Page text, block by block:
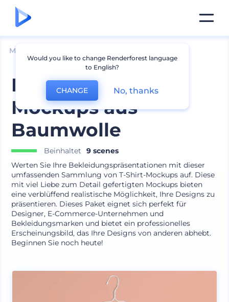
Mockups
Klassische T-Shirt-
Mockups aus
Baumwolle
Beinhaltet
9 scenes
Werten Sie Ihre Bekleidungspräsentationen mit dieser
umfassenden Sammlung von T-Shirt-Mockups auf. Diese
mit viel Liebe zum Detail gefertigten Mockups bieten
eine verblüffend realistische Möglichkeit, Ihre Designs zu
präsentieren. Dieses Paket eignet sich perfekt für
Designer, E-Commerce-Unternehmen und
Bekleidungsmarken und bietet ein professionelles
Erscheinungsbild, das Ihre Designs von anderen abhebt.
Beginnen Sie noch heute!
Would you like to change Renderforest language
to English?
CHANGE No, thanks